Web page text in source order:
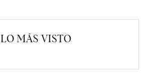
LO MÁS VISTO